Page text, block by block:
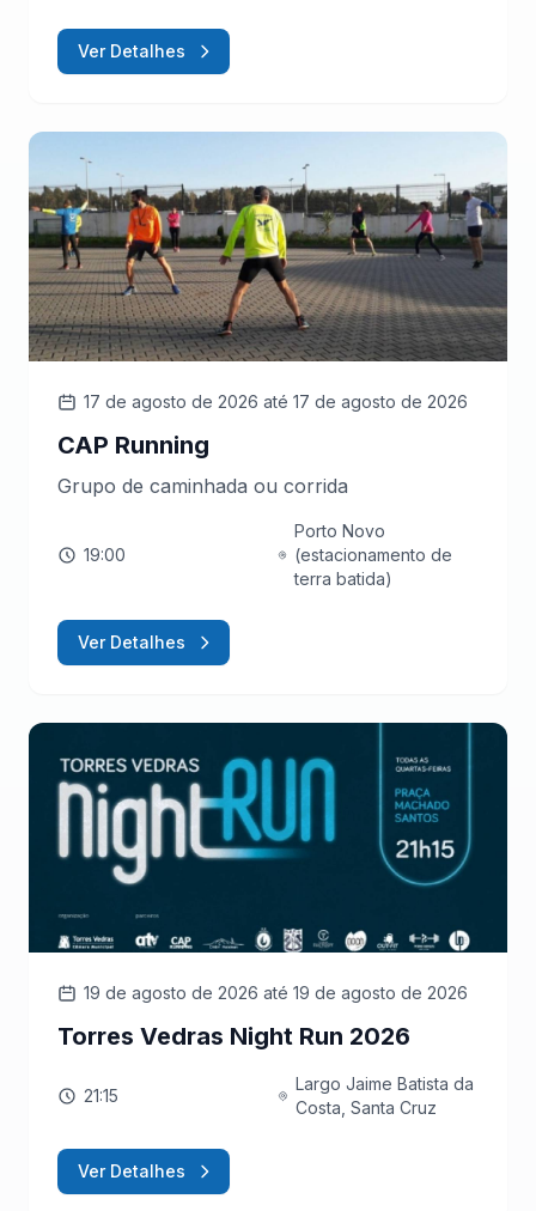
Ver Detalhes
17 de agosto de 2026 até 17 de agosto de 2026
CAP Running
Grupo de caminhada ou corrida
19:00
Porto Novo
(estacionamento de
terra batida)
Ver Detalhes
19 de agosto de 2026 até 19 de agosto de 2026
Torres Vedras Night Run 2026
21:15
Largo Jaime Batista da
Costa, Santa Cruz
Ver Detalhes